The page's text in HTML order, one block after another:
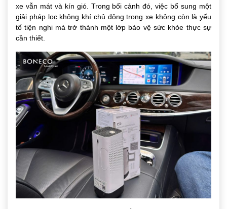
xe vẫn mát và kín gió. Trong bối cảnh đó, việc bổ sung một
giải pháp lọc không khí chủ động trong xe không còn là yếu
tố tiện nghi mà trở thành một lớp bảo vệ sức khỏe thực sự
cần thiết.